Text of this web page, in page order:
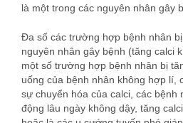
là một trong các nguyên nhân gây
Đa số các trường hợp bệnh nhân
nguyên nhân gây bệnh (tăng calci
một số trường hợp bệnh nhân bị
uống của bệnh nhân không hợp lí,
sự chuyển hóa của calci, các
động lâu ngày không dậy, tăng